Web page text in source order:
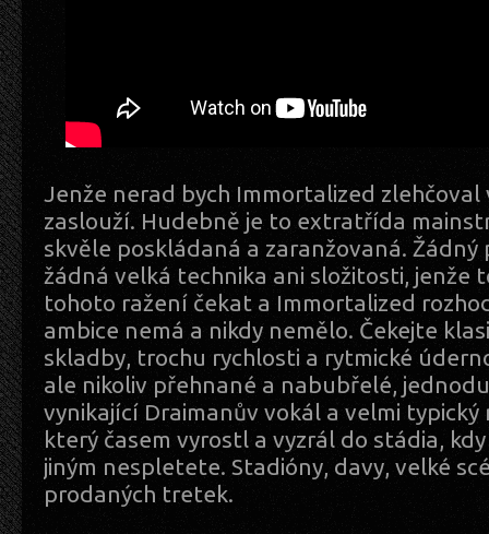
Jenže nerad bych Immortalized zlehčoval
zaslouží. Hudebně je to extratřída
skvěle poskládaná a zaranžovaná. Žádný
žádná velká technika ani složitosti, jenže
tohoto ražení čekat a Immortalized
ambice nemá a nikdy nemělo. Čekejte
skladby, trochu rychlosti a rytmické
ale nikoliv přehnané a nabubřelé,
vynikající Draimanův vokál a velmi
který časem vyrostl a vyzrál do stádia,
jiným nespletete. Stadióny, davy, velké
prodaných tretek.